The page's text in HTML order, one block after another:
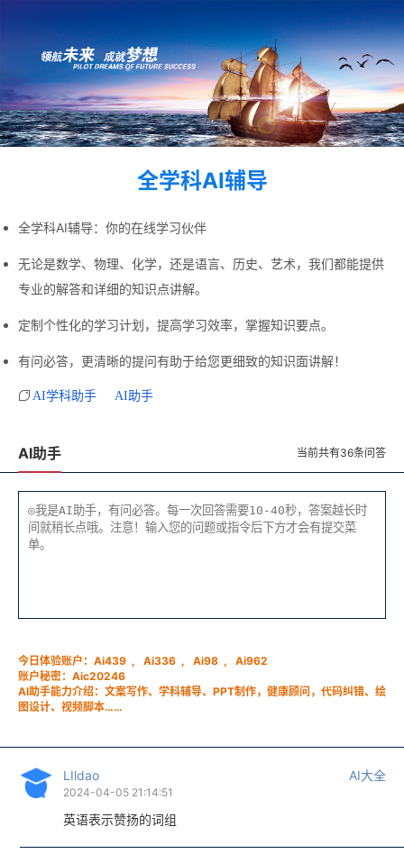
全学科AI辅导
全学科AI辅导：你的在线学习伙伴
无论是数学、物理、化学，还是语言、历史、艺术，我们都能提供
专业的解答和详细的知识点讲解。
定制个性化的学习计划，提高学习效率，掌握知识要点。
有问必答，更清晰的提问有助于给您更细致的知识面讲解！
AI学科助手 AI助手
AI助手 当前共有36条问答
今日体验账户：Ai439 , Ai336 , Ai98 , Ai962
账户秘密： Aic20246
AI助手能力介绍：文案写作、学科辅导、PPT制作，健康顾问，代码纠错、绘
图设计、视频脚本……
LIldao AI大全
2024-04-05 21:14:51
英语表示赞扬的词组